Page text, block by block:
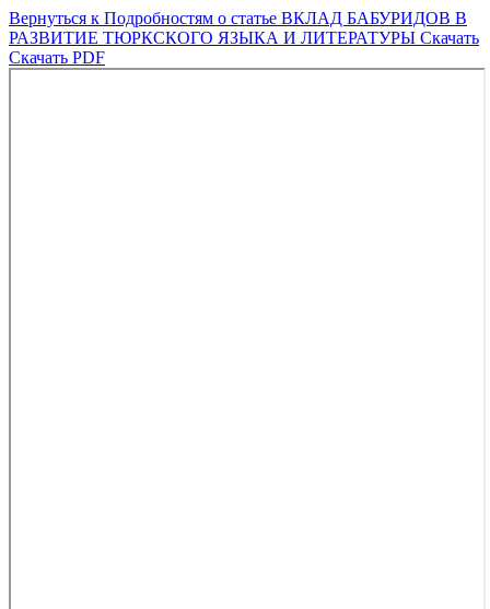
Вернуться к Подробностям о статье ВКЛАД БАБУРИДОВ В
РАЗВИТИЕ ТЮРКСКОГО ЯЗЫКА И ЛИТЕРАТУРЫ Скачать
Скачать PDF